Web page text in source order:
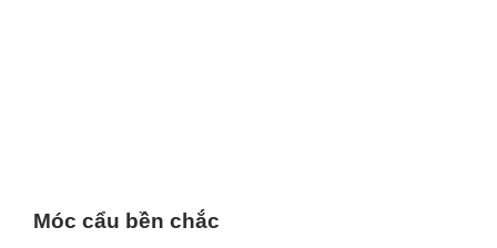
Móc cẩu bền chắc